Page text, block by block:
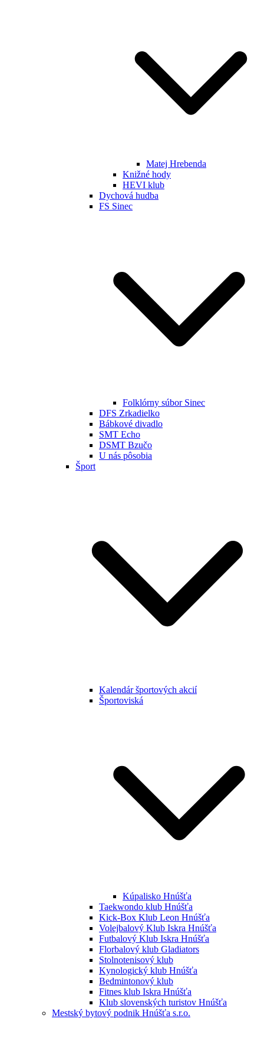
Matej Hrebenda
Knižné hody
HEVI klub
Dychová hudba
FS Sinec
Folklórny súbor Sinec
DFS Zrkadielko
Bábkové divadlo
SMT Echo
DSMT Bzučo
U nás pôsobia
Šport
Kalendár športových akcií
Športoviská
Kúpalisko Hnúšťa
Taekwondo klub Hnúšťa
Kick-Box Klub Leon Hnúšťa
Volejbalový Klub Iskra Hnúšťa
Futbalový Klub Iskra Hnúšťa
Florbalový klub Gladiators
Stolnotenisový klub
Kynologický klub Hnúšťa
Bedmintonový klub
Fitnes klub Iskra Hnúšťa
Klub slovenských turistov Hnúšťa
Mestský bytový podnik Hnúšťa s.r.o.